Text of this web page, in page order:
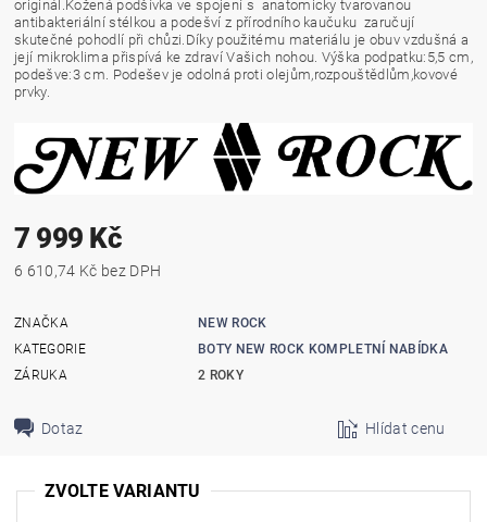
originál.Kožená podšívka ve spojení s anatomicky tvarovanou
antibakteriální stélkou a podešví z přírodního kaučuku zaručují
skutečné pohodlí při chůzi.Díky použitému materiálu je obuv vzdušná a
její mikroklima přispívá ke zdraví Vašich nohou. Výška podpatku:5,5 cm,
podešve:3 cm. Podešev je odolná proti olejům,rozpouštědlům,kovové
prvky.
7 999 Kč
6 610,74 Kč bez DPH
ZNAČKA
NEW ROCK
KATEGORIE
BOTY NEW ROCK KOMPLETNÍ NABÍDKA
ZÁRUKA
2 ROKY
Dotaz Hlídat cenu
ZVOLTE VARIANTU